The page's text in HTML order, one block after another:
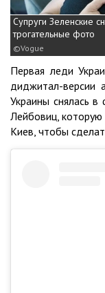
Супруги Зеленские
трогательные фото
Vogue
Первая леди
диджитал-версии
Украины снялась в
Лейбовиц, которую
Киев, чтобы